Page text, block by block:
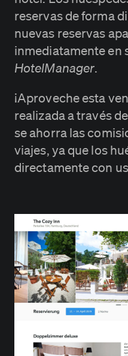
reservas de forma
nuevas reservas
inmediatamente en
HotelManager.
¡Aproveche esta
realizada a través
se ahorra las
viajes, ya que los
directamente con